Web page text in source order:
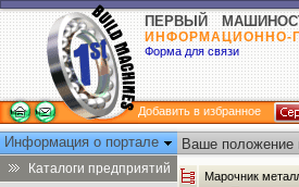
ПЕРВЫЙ
ИНФОРМАЦИОННО-
Форма для связи
Добавить в избранное
Информация о портале
Каталоги предприятий
Ваше положение
Марочник